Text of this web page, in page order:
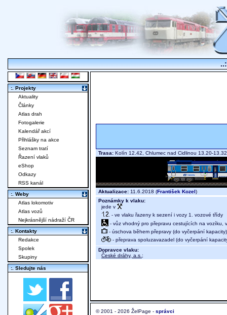
Trasa: Kolín 12.42, Chlumec nad Cidlinou 13.20-
Aktualizace: 11.6.2018 (František Kozel)
Poznámky k vlaku:
jede v
- ve vlaku řazeny k sezení i vozy 1. vozové třídy
- vůz vhodný pro přepravu cestujících na vozíku,
- úschova během přepravy (do vyčerpání kapacity)
- přeprava spoluzavazadel (do vyčerpání
Dopravce vlaku:
České dráhy, a.s. ;
© 2001 - 2026 ŽelPage - správci
:. Projekty
Aktuality
Články
Atlas drah
Fotogalerie
Kalendář akcí
Přihlášky na akce
Seznam tratí
Řazení vlaků
eShop
Odkazy
RSS kanál
:. Weby
Atlas lokomotiv
Atlas vozů
Nejkrásnější nádraží ČR
:. Kontakty
Redakce
Spolek
Skupiny
:. Sledujte nás